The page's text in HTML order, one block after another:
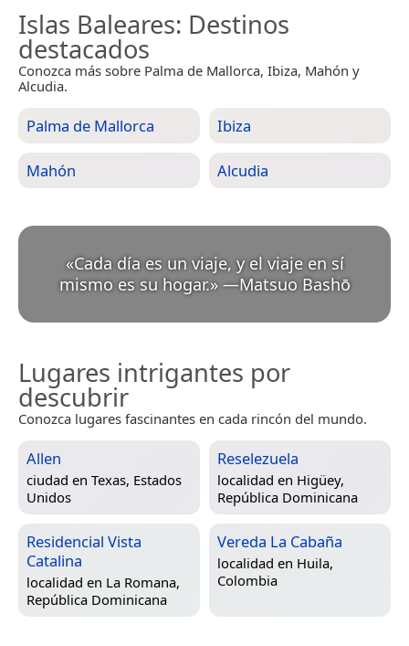
Islas Baleares: Destinos
destacados
Conozca más sobre Palma de Mallorca, Ibiza, Mahón y
Alcudia.
Palma de Mallorca Ibiza
Mahón Alcudia
«Cada día es un viaje, y el viaje en sí
mismo es su hogar.» —Matsuo Bashō
Lugares intrigantes por
descubrir
Conozca lugares fascinantes en cada rincón del mundo.
Allen
ciudad en Texas, Estados
Unidos
Reselezuela
localidad en Higüey,
República Dominicana
Residencial Vista
Catalina
localidad en La Romana,
República Dominicana
Vereda La Cabaña
localidad en Huila,
Colombia